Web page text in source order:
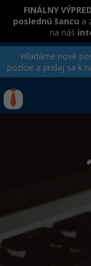
FINÁLNY
poslednú šancu a
na náš
Hľadáme nové
pozície a pridaj sa k
hradené
Kurzy
Ako
C# .NET
Kurzy
Kurzy
HTML/
Kariéra